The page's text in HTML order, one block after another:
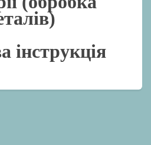
інструкція